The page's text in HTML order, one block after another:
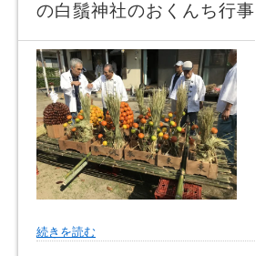
の白鬚神社のおくんち行事
続きを読む